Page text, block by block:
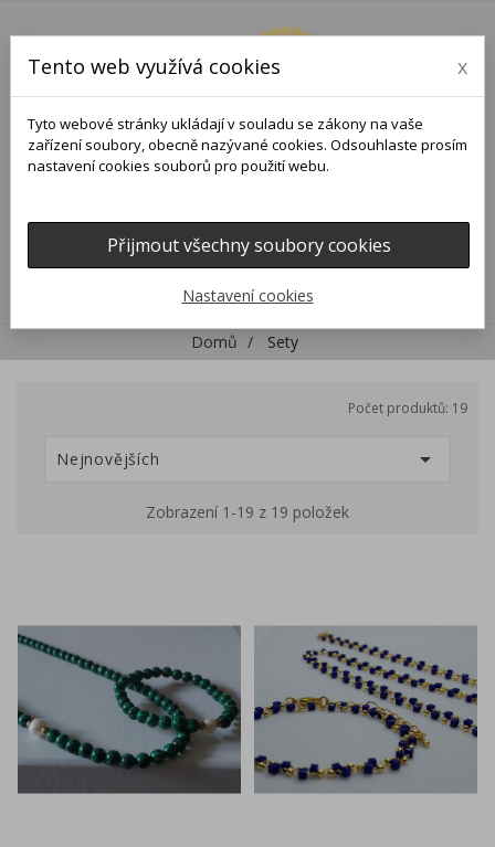
Domů Sety
Počet produktů: 19
Nejnovějších 
Zobrazení 1-19 z 19 položek
Tento web využívá cookies x
Tyto webové stránky ukládají v souladu se zákony na vaše
zařízení soubory, obecně nazývané cookies. Odsouhlaste prosím
nastavení cookies souborů pro použití webu.
Přijmout všechny soubory cookies
Nastavení cookies